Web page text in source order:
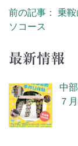
投稿ナビ
前の記事： 乗
ソコース
最新情報
中
７